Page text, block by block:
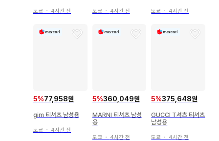
도쿄 ・ 4시간 전 도쿄 ・ 4시간 전 도쿄 ・ 4시간 전
5%77,958원
gim 티셔츠 남성용
도쿄 ・ 4시간 전
5%360,049원
MARNI 티셔츠 남성
용
도쿄 ・ 4시간 전
5%375,648원
GUCCI T셔츠 티셔츠
남성용
도쿄 ・ 4시간 전